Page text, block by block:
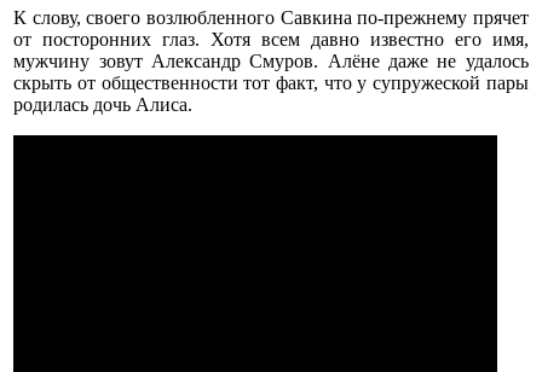
К слову, своего возлюбленного Савкина по-прежнему прячет
от посторонних глаз. Хотя всем давно известно его имя,
мужчину зовут Александр Смуров. Алёне даже не удалось
скрыть от общественности тот факт, что у супружеской пары
родилась дочь Алиса.